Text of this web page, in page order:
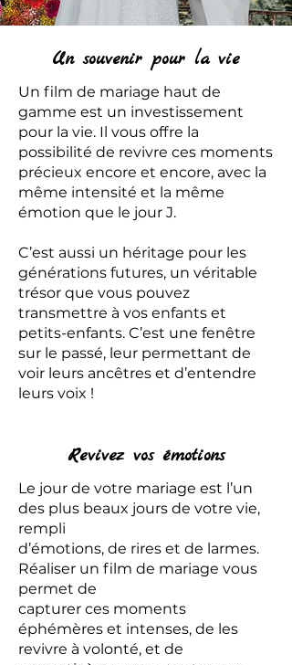
Un souvenir pour la vie
Un film de mariage haut de
gamme est un investissement
pour la vie. Il vous offre la
possibilité de revivre ces moments
précieux encore et encore, avec la
même intensité et la même
émotion que le jour J.
C’est aussi un héritage pour les
générations futures, un véritable
trésor que vous pouvez
transmettre à vos enfants et
petits-enfants. C’est une fenêtre
sur le passé, leur permettant de
voir leurs ancêtres et d’entendre
leurs voix !
Revivez vos émotions
Le jour de votre mariage est l’un
des plus beaux jours de votre vie,
rempli
d’émotions, de rires et de larmes.
Réaliser un film de mariage vous
permet de
capturer ces moments
éphémères et intenses, de les
revivre à volonté, et de